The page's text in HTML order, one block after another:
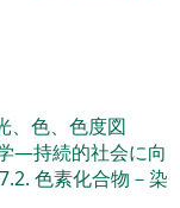
、色、色度図
―持続的社会に向
色素化合物－染